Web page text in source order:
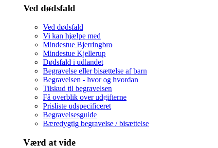
Ved dødsfald
Ved dødsfald
Vi kan hjælpe med
Mindestue Bjerringbro
Mindestue Kjellerup
Dødsfald i udlandet
Begravelse eller bisættelse af barn
Begravelsen - hvor og hvordan
Tilskud til begravelsen
Få overblik over udgifterne
Prisliste udspecificeret
Begravelsesguide
Bæredygtig begravelse / bisættelse
Værd at vide